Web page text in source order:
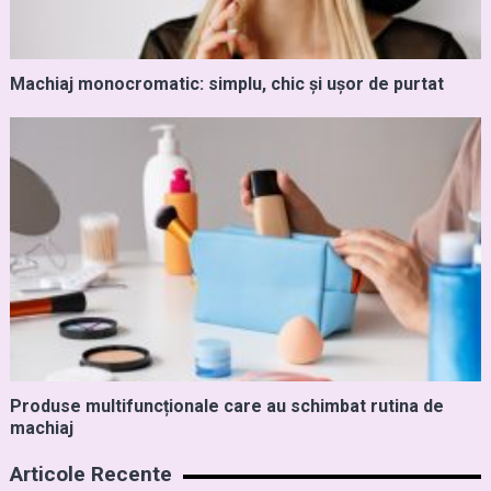
Machiaj monocromatic: simplu, chic și ușor de purtat
Produse multifuncționale care au schimbat rutina de
machiaj
Articole Recente